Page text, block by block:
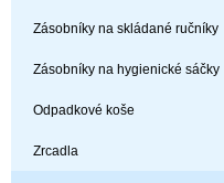
Zásobníky na skládané ručníky
Zásobníky na hygienické sáčky
Odpadkové koše
Zrcadla